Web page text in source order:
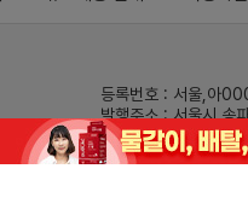
등록번호 : 서울,아
발행주소 : 서울시 송
전화 : 02-3473-